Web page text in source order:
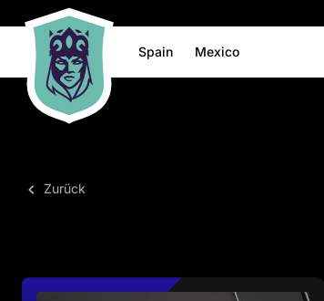
Spain Mexico
Zurück